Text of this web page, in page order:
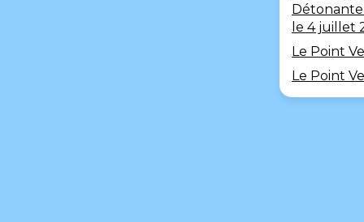
le 4 juillet
Le Point
Le Point